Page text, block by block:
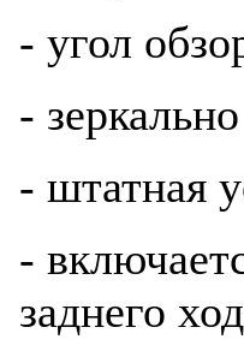
- угол
-
- штатная
-
заднего